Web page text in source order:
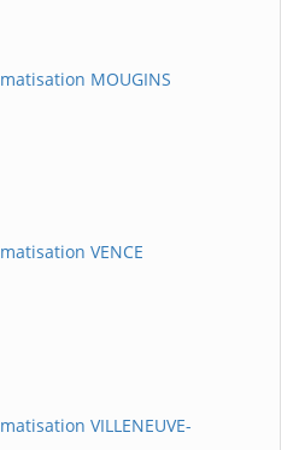
MOUGINS
VENCE
VILLENEUVE-